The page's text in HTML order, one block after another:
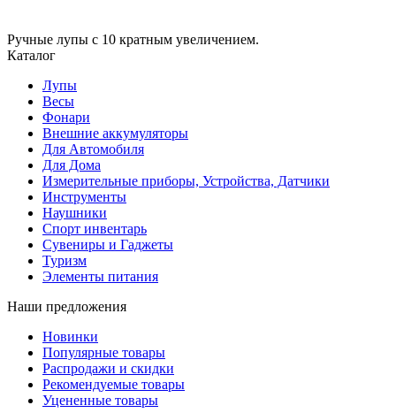
Ручные лупы с 10 кратным увеличением.
Каталог
Лупы
Весы
Фонари
Внешние аккумуляторы
Для Автомобиля
Для Дома
Измерительные приборы, Устройства, Датчики
Инструменты
Наушники
Спорт инвентарь
Сувениры и Гаджеты
Туризм
Элементы питания
Наши предложения
Новинки
Популярные товары
Распродажи и скидки
Рекомендуемые товары
Уцененные товары